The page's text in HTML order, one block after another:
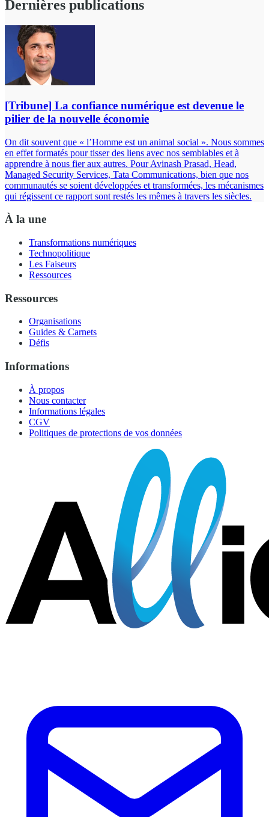
Dernières publications
[Tribune] La confiance numérique est devenue le
pilier de la nouvelle économie
On dit souvent que « l’Homme est un animal social ». Nous sommes
en effet formatés pour tisser des liens avec nos semblables et à
apprendre à nous fier aux autres. Pour Avinash Prasad, Head,
Managed Security Services, Tata Communications, bien que nos
communautés se soient développées et transformées, les mécanismes
qui régissent ce rapport sont restés les mêmes à travers les siècles.
À la une
Transformations numériques
Technopolitique
Les Faiseurs
Ressources
Ressources
Organisations
Guides & Carnets
Défis
Informations
À propos
Nous contacter
Informations légales
CGV
Politiques de protections de vos données